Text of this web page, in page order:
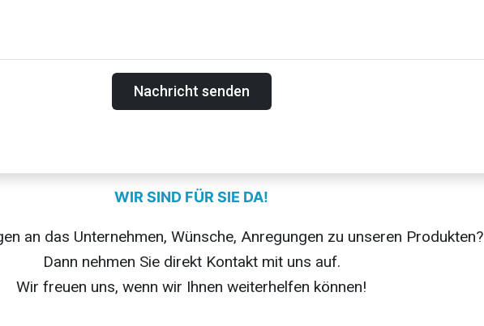
Nachricht senden
WIR SIND FÜR SIE DA!
an das Unternehmen, Wünsche, Anregungen zu unseren Produkten?
Dann nehmen Sie direkt Kontakt mit uns auf.
Wir freuen uns, wenn wir Ihnen weiterhelfen können!